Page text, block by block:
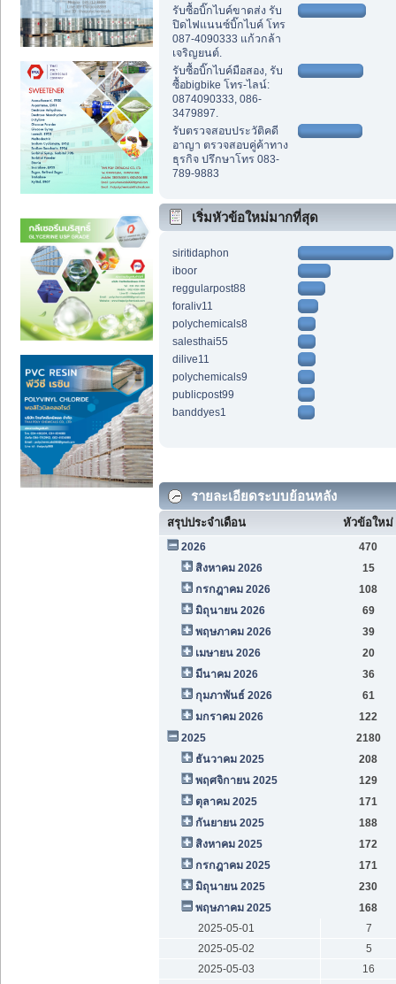
รับซื้อบิ๊กไบค์ขาดส่ง รับ
ปิดไฟแนนซ์บิ๊กไบค์ โทร
087-4090333 แก้วกล้า
เจริญยนต์.
รับซื้อบิ๊กไบค์มือสอง, รับ
ซื้อbigbike โทร-ไลน์:
0874090333, 086-
3479897.
รับตรวจสอบประวัติคดี
อาญา ตรวจสอบคู่ค้าทาง
ธุรกิจ ปรึกษาโทร 083-
789-9883
เริ่มหัวข้อใหม่มากที่สุด
siritidaphon
iboor
reggularpost88
foraliv11
polychemicals8
salesthai55
dilive11
polychemicals9
publicpost99
banddyes1
รายละเอียดระบบย้อนหลัง
สรุปประจำเดือน หัวข้อใหม่
2026
470
สิงหาคม 2026
15
กรกฎาคม 2026
108
มิถุนายน 2026
69
พฤษภาคม 2026
39
เมษายน 2026
20
มีนาคม 2026
36
กุมภาพันธ์ 2026
61
มกราคม 2026
122
2025
2180
ธันวาคม 2025
208
พฤศจิกายน 2025
129
ตุลาคม 2025
171
กันยายน 2025
188
สิงหาคม 2025
172
กรกฎาคม 2025
171
มิถุนายน 2025
230
พฤษภาคม 2025
168
2025-05-01
7
2025-05-02
5
2025-05-03
16